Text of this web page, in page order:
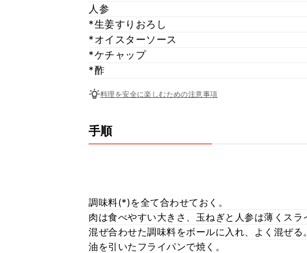
人参
*生姜すりおろし
*オイスターソース
*ケチャップ
*酢
料理を安全に楽しむための注意事項
手順
調味料(*)を全て合わせておく。
肉は食べやすい大きさ、玉ねぎと人参は薄くスラ
混ぜ合わせた調味料をボールに入れ、よく混ぜる
油を引いたフライパンで焼く。